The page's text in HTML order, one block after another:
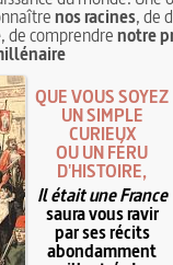
nos racines, de
, de comprendrenotre
QUE VOUS SOYEZ
UN SIMPLE
CURIEUX
OU UN FÉRU
D'HISTOIRE,
Il était une France
saura vous ravir
par ses récits
abondamment